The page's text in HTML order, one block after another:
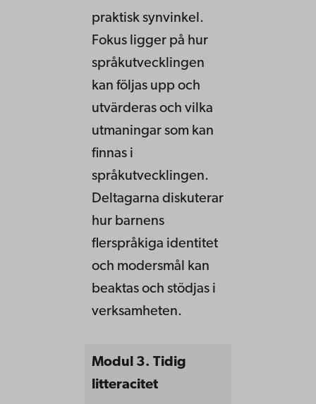
praktisk synvinkel.
Fokus ligger på hur
språkutvecklingen
kan följas upp och
utvärderas och vilka
utmaningar som kan
finnas i
språkutvecklingen.
Deltagarna diskuterar
hur barnens
flerspråkiga identitet
och modersmål kan
beaktas och stödjas i
verksamheten.
Modul 3. Tidig
litteracitet